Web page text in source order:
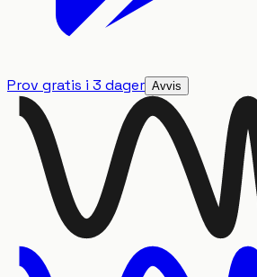
Prov gratis i 3 dager Avvis